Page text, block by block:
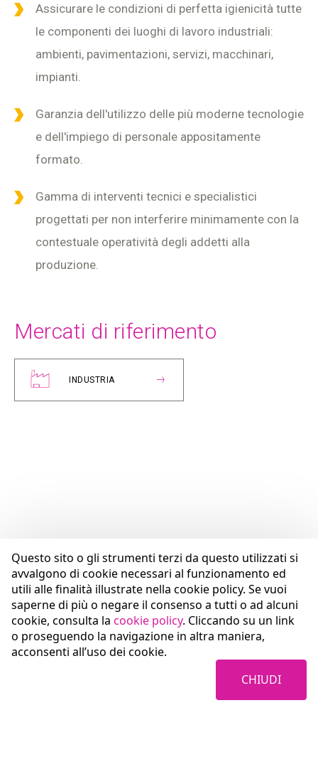
Questo sito o gli strumenti terzi da questo utilizzati si
avvalgono di cookie necessari al funzionamento ed
utili alle finalità illustrate nella cookie policy. Se vuoi
saperne di più o negare il consenso a tutti o ad alcuni
cookie, consulta la cookie policy. Cliccando su un link
o proseguendo la navigazione in altra maniera,
acconsenti all’uso dei cookie.
CHIUDI
Assicurare le condizioni di perfetta igienicità tutte
le componenti dei luoghi di lavoro industriali:
ambienti, pavimentazioni, servizi, macchinari,
impianti.
Garanzia dell'utilizzo delle più moderne tecnologie
e dell'impiego di personale appositamente
formato.
Gamma di interventi tecnici e specialistici
progettati per non interferire minimamente con la
contestuale operatività degli addetti alla
produzione.
Mercati di riferimento
INDUSTRIA